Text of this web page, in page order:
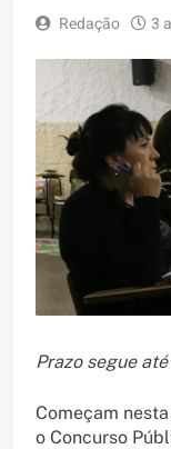
Redação 3
Prazo segue
Começam
o Concurso